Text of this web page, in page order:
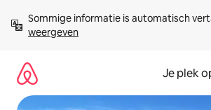
direct
naar
Sommige informatie is automatisch
weergeven
Je plek